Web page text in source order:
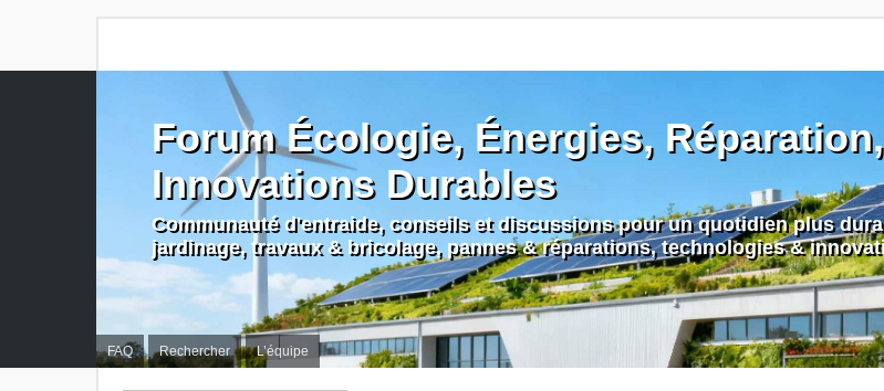
FAQ Rechercher L’équipe
Forum Écologie, Énergies,
Innovations Durables
Communauté d'entraide, conseils et discussions pour un quotidien plus
jardinage, travaux & bricolage, pannes & réparations, technologies &